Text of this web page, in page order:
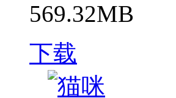
569.32MB
下载